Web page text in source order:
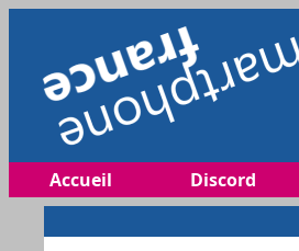
Accueil Discord